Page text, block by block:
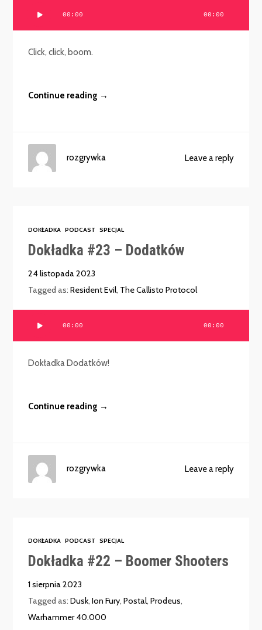
00:00 00:00
Click, click, boom.
Continue reading →
Leave a reply
rozgrywka
DOKŁADKA PODCAST SPECJAL
Dokładka #23 – Dodatków
24 listopada 2023
Tagged as:Resident Evil, The Callisto Protocol
00:00 00:00
Dokładka Dodatków!
Continue reading →
Leave a reply
rozgrywka
DOKŁADKA PODCAST SPECJAL
Dokładka #22 – Boomer Shooters
1 sierpnia 2023
Tagged as:Dusk,Ion Fury,Postal,Prodeus,
Warhammer 40.000